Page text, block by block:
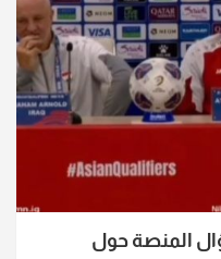
المنصة حول